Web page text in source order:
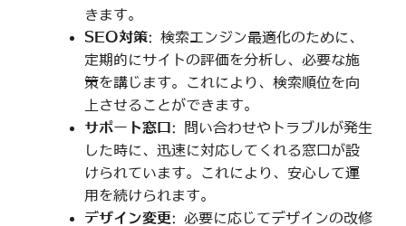
きます。
SEO対策: 検索エンジン最適化のために、
定期的にサイトの評価を分析し、必要な施
策を講じます。これにより、検索順位を向
上させることができます。
サポート窓口 : 問い合わせやトラブルが発生
した時に、迅速に対応してくれる窓口が設
けられています。これにより、安心して運
用を続けられます。
デザイン変更: 必要に応じてデザインの改修